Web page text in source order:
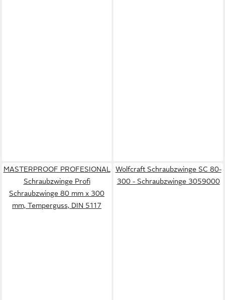
MASTERPROOF PROFESIONAL
Schraubzwinge Profi
Schraubzwinge 80 mm x 300
mm, Temperguss, DIN 5117
Wolfcraft Schraubzwinge SC 80-
300 - Schraubzwinge 3059000